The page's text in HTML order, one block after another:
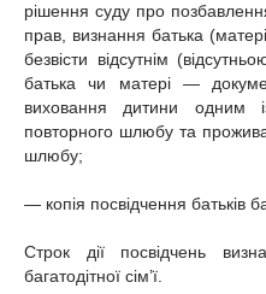
рішення суду про
прав, визнання батька
безвісти відсутнім
батька чи матері —
виховання дитини одним
повторного шлюбу та
шлюбу;
— копія посвідчення батьків
Строк дії посвідчень
багатодітної сім’ї.